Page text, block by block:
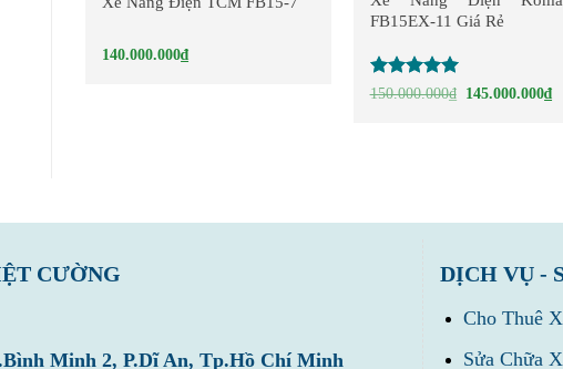
140.000.000₫
FB15EX-11 Giá Rẻ
Được xếp
150.000.000₫ Giá
145.000.000₫Giá
CƯỜNG
Minh 2, P.Dĩ An, Tp.Hồ Chí Minh
DỊCH VỤ -
Cho Thuê
Sửa Chữa